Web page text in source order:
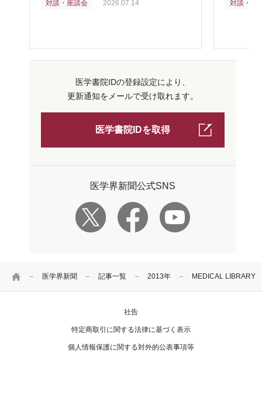
HOME 医学界新聞 記事一覧 2013年 MEDICAL LIBRARY
対談・座談会 2026.07.14 対談・座
医学書院IDの登録設定により、
更新通知をメールで受け取れます。
医学書院IDを取得
医学界新聞公式SNS
社告
特定商取引に関する法律に基づく表示
個人情報保護に関する対外的公表事項等